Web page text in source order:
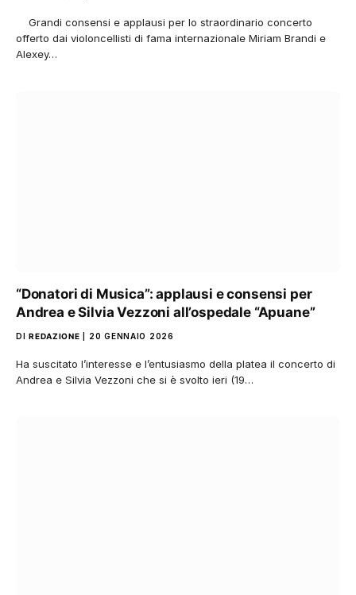
Grandi consensi e applausi per lo straordinario concerto
offerto dai violoncellisti di fama internazionale Miriam Brandi e
Alexey…
“Donatori di Musica”: applausi e consensi per
Andrea e Silvia Vezzoni all’ospedale “Apuane”
DI REDAZIONE 20 GENNAIO 2026
Ha suscitato l’interesse e l’entusiasmo della platea il concerto di
Andrea e Silvia Vezzoni che si è svolto ieri (19…